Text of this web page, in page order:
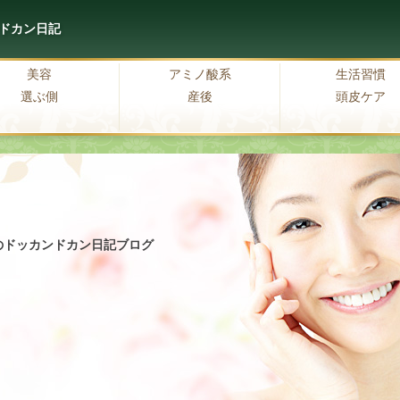
カン日記
美容 アミノ酸系
生活習慣
選ぶ側
産後 頭皮ケア
ッカンドカン日記ブログ